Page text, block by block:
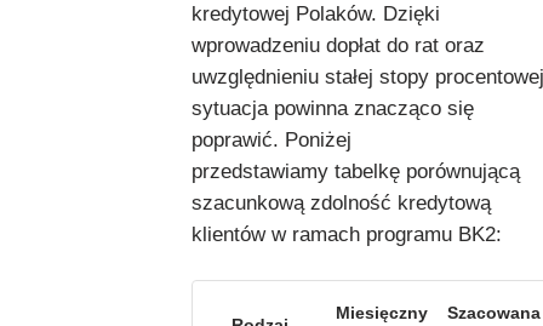
kredytowej Polaków. Dzięki
wprowadzeniu dopłat do rat oraz
uwzględnieniu stałej stopy
sytuacja powinna znacząco się
poprawić. Poniżej
przedstawiamy tabelkę porównującą
szacunkową zdolność kredytową
klientów w ramach programu BK2:
Miesięczny
Szacowana